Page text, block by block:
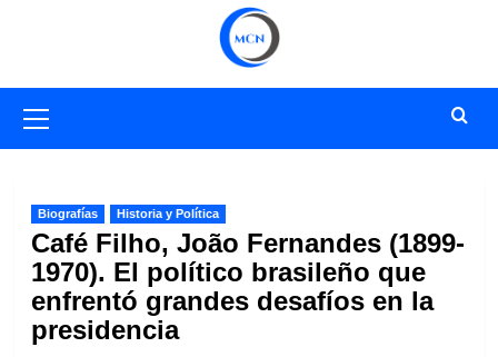
primario
Biografías Historia y Política
Café Filho, João Fernandes (1899-
1970). El político brasileño que
enfrentó grandes desafíos en la
presidencia